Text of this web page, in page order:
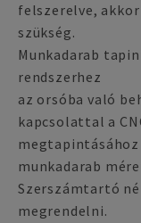
felszerelve,
szükség.
Munkadarab
rendszerhez
az orsóba való
kapcsolattal a
munkadarab
Szerszámtartó
megrendelni.